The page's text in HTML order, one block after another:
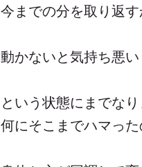
今までの分を取り返
動かないと気持ち悪い
という状態にまでな
何にそこまでハマっ